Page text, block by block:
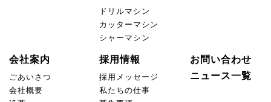
ドリルマシン
カッターマシン
シャーマシン
会社案内
ごあいさつ
会社概要
採用情報
採用メッセージ
私たちの仕事
お問い合わせ
ニュース一覧